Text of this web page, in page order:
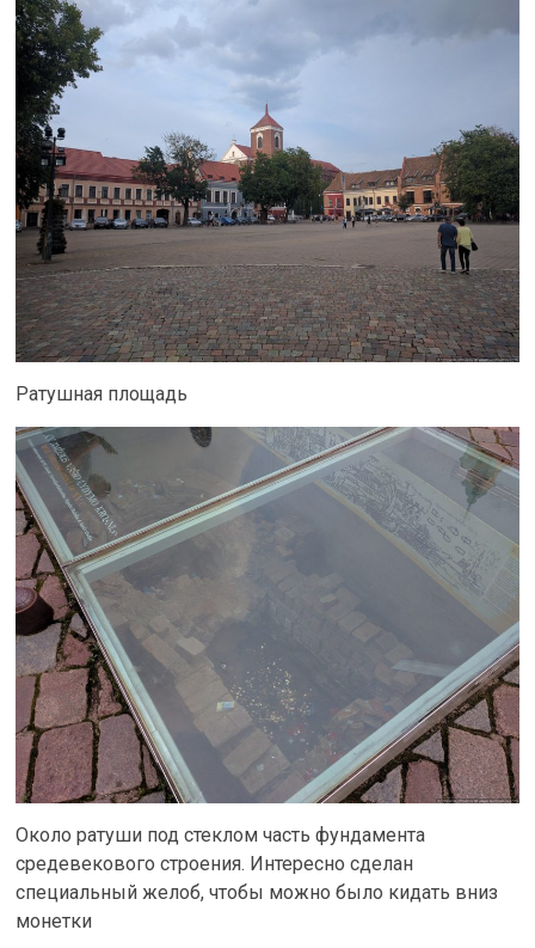
Ратушная площадь
Около ратуши под стеклом часть фундамента
средевекового строения. Интересно сделан
специальный желоб, чтобы можно было кидать вниз
монетки